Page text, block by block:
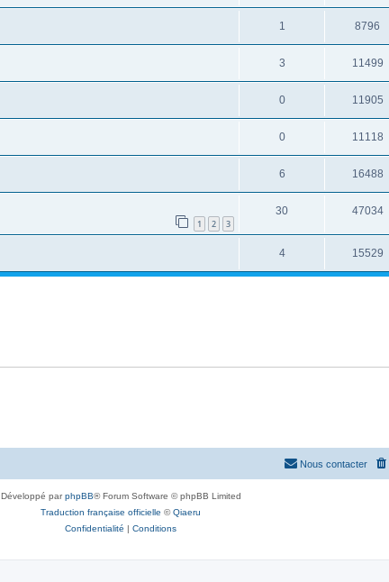
1 8796
3 11499
0 11905
0 11118
6 16488
1 2 3
30 47034
4 15529
Nous contacter
Développé parphpBB® Forum Software © phpBB Limited
Traduction française officielle ©Qiaeru
Confidentialité | Conditions